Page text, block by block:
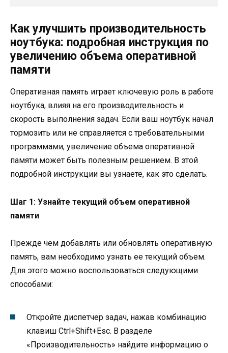
Как улучшить производительность
ноутбука: подробная инструкция по
увеличению объема оперативной
памяти
Оперативная память играет ключевую роль в работе
ноутбука, влияя на его производительность и
скорость выполнения задач. Если ваш ноутбук начал
тормозить или не справляется с требовательными
программами, увеличение объема оперативной
памяти может быть полезным решением. В этой
подробной инструкции вы узнаете, как это сделать.
Шаг 1: Узнайте текущий объем оперативной
памяти
Прежде чем добавлять или обновлять оперативную
память, вам необходимо узнать ее текущий объем.
Для этого можно воспользоваться следующими
способами:
Откройте диспетчер задач, нажав комбинацию
клавиш Ctrl+Shift+Esc. В разделе
«Производительность» найдите информацию о